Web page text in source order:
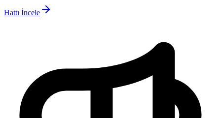
Hattı İncele